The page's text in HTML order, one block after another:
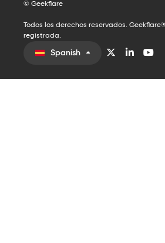
© Geekflare
Todos los derechos reservados.
registrada.
Spanish